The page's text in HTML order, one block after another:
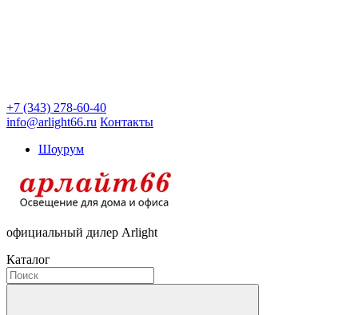
+7 (343) 278-60-40
info@arlight66.ru Контакты
Шоурум
официальный дилер Arlight
Каталог